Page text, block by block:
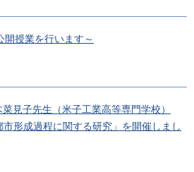
開授業を行います～
見子先生（米子工業高等専門学校）
市形成過程に関する研究」を開催しまし